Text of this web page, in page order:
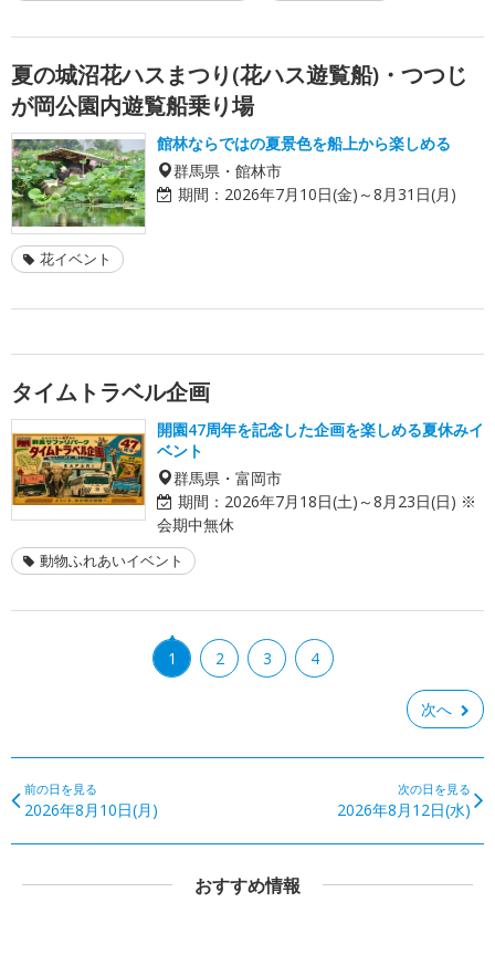
夏の城沼花ハスまつり(花ハス遊覧船)・つつじ
が岡公園内遊覧船乗り場
館林ならではの夏景色を船上から楽しめる
群馬県・館林市
期間： 2026年7月10日(金)～8月31日(月)
花イベント
タイムトラベル企画
開園47周年を記念した企画を楽しめる夏休みイ
ベント
群馬県・富岡市
期間： 2026年7月18日(土)～8月23日(日) ※
会期中無休
動物ふれあいイベント
1 2 3 4
次へ
前の日を見る
2026年8月10日(月)
次の日を見る
2026年8月12日(水)
おすすめ情報